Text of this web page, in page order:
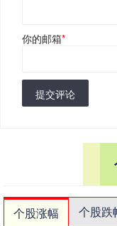
你的邮箱*
提交评论
个股涨幅 个股跌